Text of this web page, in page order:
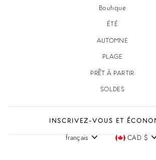
Boutique
ÉTÉ
AUTOMNE
PLAGE
PRÊT À PARTIR
SOLDES
INSCRIVEZ-VOUS ET
Langue
français Devise
CAD $